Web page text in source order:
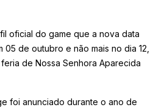
oficial do game que a nova data
05 de outubro e não mais no dia 12,
de Nossa Senhora Aparecida
foi anunciado durante o ano de